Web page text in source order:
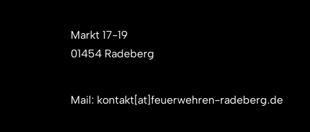
Markt 17-19
01454 Radeberg
Mail: kontakt[at]feuerwehren-radeberg.de